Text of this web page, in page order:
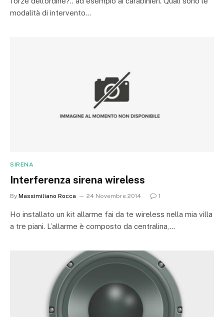
modalità di intervento…
SIRENA
Interferenza sirena wireless
By Massimiliano Rocca 24 Novembre 2014 1
Ho installato un kit allarme fai da te wireless nella mia villa
a tre piani. L’allarme è composto da centralina,…